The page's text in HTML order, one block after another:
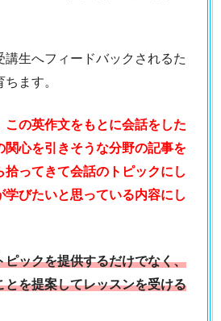
講生へフィードバックされるた
ます。
この英作文をもとに会話をした
関心を引きそうな分野の記事を
拾ってきて会話のトピックにし
学びたいと思っている内容にし
ピックを提供するだけでなく、
とを提案してレッスンを受ける